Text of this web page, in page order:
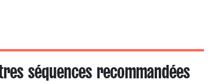
séquences recommandées